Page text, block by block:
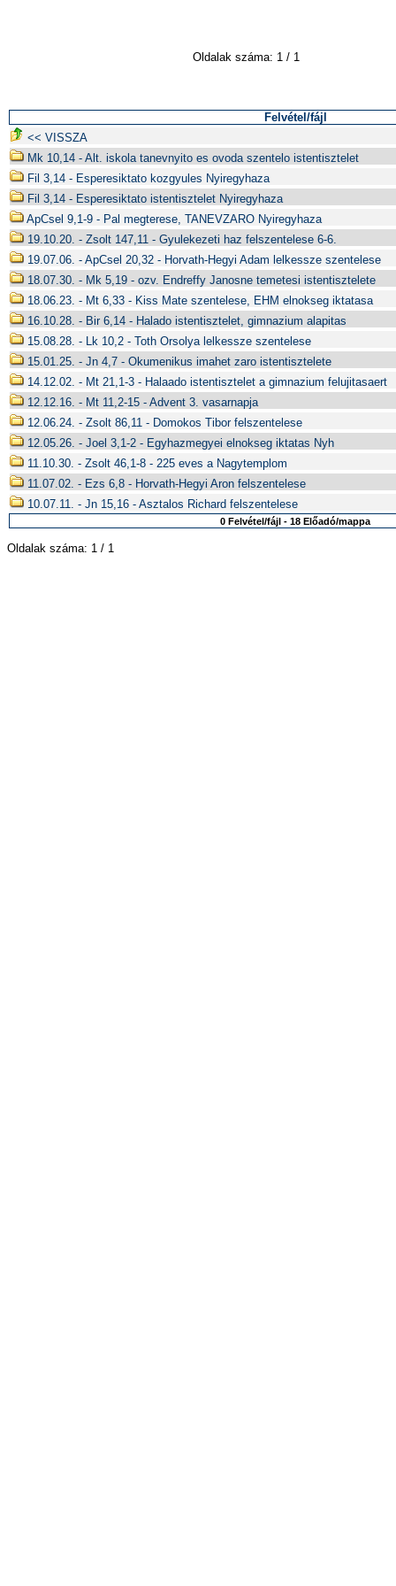
Oldalak száma: 1 / 1
Felvétel/fájl
<< VISSZA
Mk 10,14 - Alt. iskola tanevnyito es ovoda szentelo istentisztelet
Fil 3,14 - Esperesiktato kozgyules Nyiregyhaza
Fil 3,14 - Esperesiktato istentisztelet Nyiregyhaza
ApCsel 9,1-9 - Pal megterese, TANEVZARO Nyiregyhaza
19.10.20. - Zsolt 147,11 - Gyulekezeti haz felszentelese 6-6.
19.07.06. - ApCsel 20,32 - Horvath-Hegyi Adam lelkessze szentelese
18.07.30. - Mk 5,19 - ozv. Endreffy Janosne temetesi istentisztelete
18.06.23. - Mt 6,33 - Kiss Mate szentelese, EHM elnokseg iktatasa
16.10.28. - Bir 6,14 - Halado istentisztelet, gimnazium alapitas
15.08.28. - Lk 10,2 - Toth Orsolya lelkessze szentelese
15.01.25. - Jn 4,7 - Okumenikus imahet zaro istentisztelete
14.12.02. - Mt 21,1-3 - Halaado istentisztelet a gimnazium felujitasaert
12.12.16. - Mt 11,2-15 - Advent 3. vasarnapja
12.06.24. - Zsolt 86,11 - Domokos Tibor felszentelese
12.05.26. - Joel 3,1-2 - Egyhazmegyei elnokseg iktatas Nyh
11.10.30. - Zsolt 46,1-8 - 225 eves a Nagytemplom
11.07.02. - Ezs 6,8 - Horvath-Hegyi Aron felszentelese
10.07.11. - Jn 15,16 - Asztalos Richard felszentelese
0 Felvétel/fájl - 18 Előadó/mappa
Oldalak száma: 1 / 1